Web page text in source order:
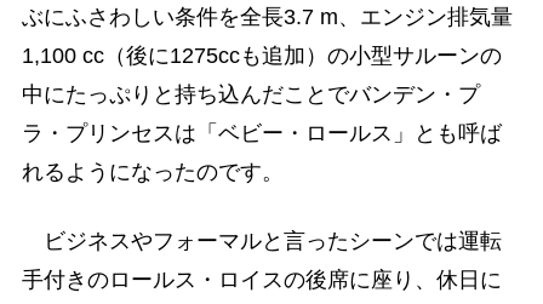
ぶにふさわしい条件を全長3.7 m、エンジン排気量
1,100 cc（後に1275ccも追加）の小型サルーンの
中にたっぷりと持ち込んだことでバンデン・プ
ラ・プリンセスは「ベビー・ロールス」とも呼ば
れるようになったのです。
ビジネスやフォーマルと言ったシーンでは運転
手付きのロールス・ロイスの後席に座り、休日に